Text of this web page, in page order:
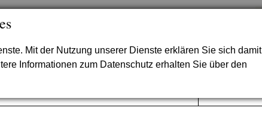
Mit der Nutzung unserer Dienste erklären Sie sich damit
Informationen zum Datenschutz erhalten Sie über den